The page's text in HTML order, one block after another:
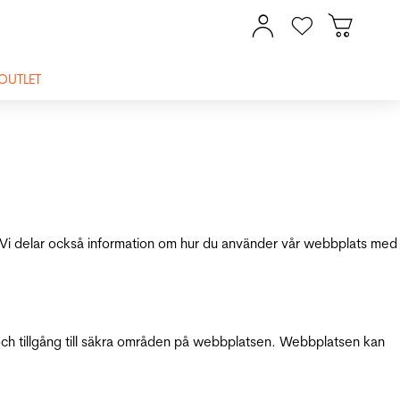
delar också information om hur du använder vår webbplats med
tillgång till säkra områden på webbplatsen. Webbplatsen kan